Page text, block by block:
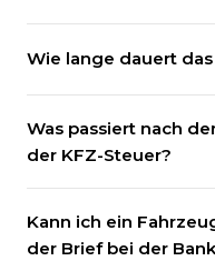
Wie lange dauert
Was passiert nach
der KFZ-Steuer?
Kann ich ein
der Brief bei der